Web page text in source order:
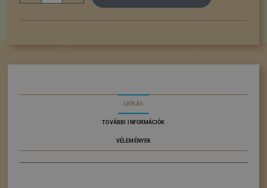
LEÍRÁS
TOVÁBBI INFORMÁCIÓK
VÉLEMÉNYEK